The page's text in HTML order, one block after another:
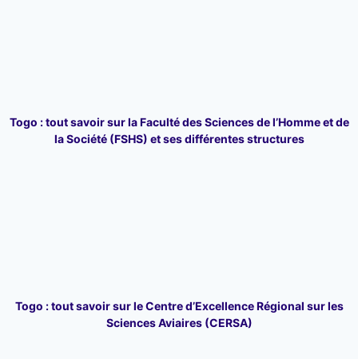
Togo : tout savoir sur la Faculté des Sciences de l’Homme et de
la Société (FSHS) et ses différentes structures
Togo : tout savoir sur le Centre d’Excellence Régional sur les
Sciences Aviaires (CERSA)